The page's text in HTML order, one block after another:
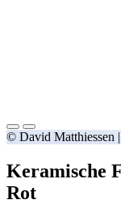
© David Matthiessen
Keramische
Rot